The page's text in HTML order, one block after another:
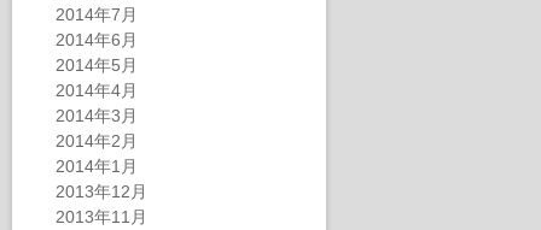
2014年7月
2014年6月
2014年5月
2014年4月
2014年3月
2014年2月
2014年1月
2013年12月
2013年11月